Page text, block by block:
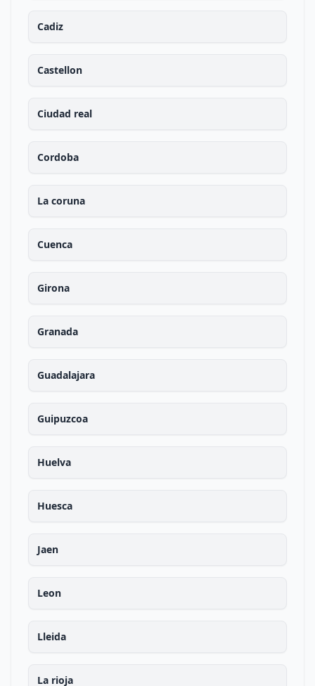
Cadiz
Castellon
Ciudad real
Cordoba
La coruna
Cuenca
Girona
Granada
Guadalajara
Guipuzcoa
Huelva
Huesca
Jaen
Leon
Lleida
La rioja